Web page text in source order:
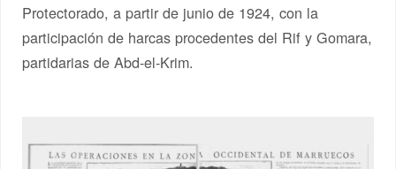
Protectorado, a partir de junio de 1924, con la
participación de harcas procedentes del Rif y Gomara,
partidarias de Abd-el-Krim.